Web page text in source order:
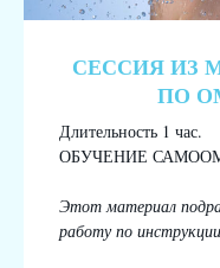
СЕССИЯ ИЗ
ПО
Длительность 1 час.
ОБУЧЕНИЕ
Этот материал
работу по